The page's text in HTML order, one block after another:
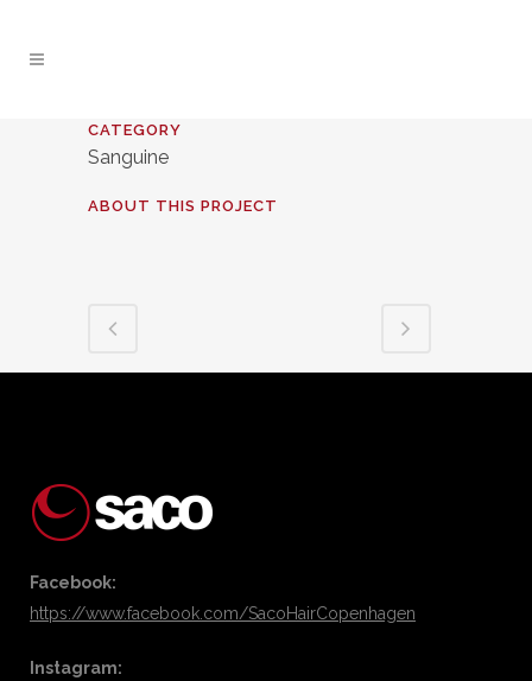
CATEGORY
Sanguine
ABOUT THIS PROJECT
Facebook:
https://www.facebook.com/SacoHairCopenhagen
Instagram: